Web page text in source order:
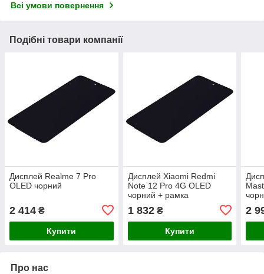
Всі умови повернення
Подібні товари компанії
Дисплей Realme 7 Pro
OLED чорний
2 414 ₴
Купити
Дисплей Xiaomi Redmi
Note 12 Pro 4G OLED
чорний + рамка
1 832₴
Купити
2
Про нас